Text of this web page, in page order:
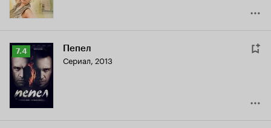
Рейтинг
Кинопоиска
7.4
7.4 Пепел
Сериал, 2013